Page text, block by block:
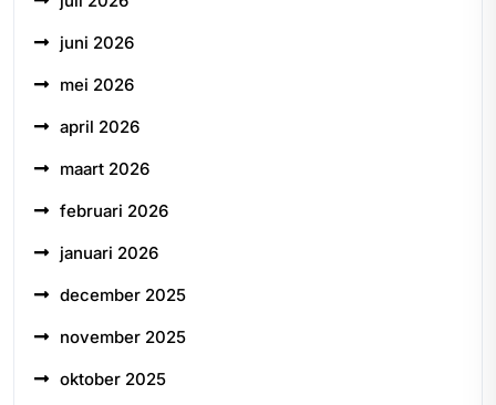
juni 2026
mei 2026
april 2026
maart 2026
februari 2026
januari 2026
december 2025
november 2025
oktober 2025